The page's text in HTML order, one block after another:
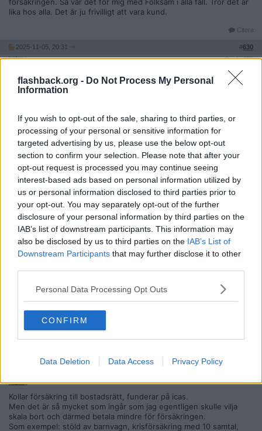
flashback.org - Do Not Process My Personal
Information
If you wish to opt-out of the sale, sharing to third parties, or
processing of your personal or sensitive information for
targeted advertising by us, please use the below opt-out
section to confirm your selection. Please note that after your
opt-out request is processed you may continue seeing
interest-based ads based on personal information utilized by
us or personal information disclosed to third parties prior to
your opt-out. You may separately opt-out of the further
disclosure of your personal information by third parties on the
IAB’s list of downstream participants. This information may
also be disclosed by us to third parties on the IAB’s List of
Downstream Participants that may further disclose it to other
Personal Data Processing Opt Outs
CONFIRM
Data Deletion Data Access Privacy Policy
lika hos alla. Det är ju frivilligt att vara kund.
Citera
2025-11-05, 20:31 #630
swedenistani
Reg: Jun 2025
Citat:
försäkringen. Så var det för mig med Folksam i alla fall. Tror
det är lika hos alla. Det är ju frivilligt att vara kund.
tack för info.
Citera
2025-11-05, 20:45 #631
Sonny00
Medlem
Reg: Dec 2019
Ursprungligen postat avswedenistani
Men det normala är ju att man kontaktar bolaget och säger upp
försäkringen.
Citera
2026-01-24, 19:39
Medlem
Kollar försäkring till bostadsrätt, funderar på icas.
Men det är så mycket som ingår som jag egentligen skulle vilja
skala bort och därmed betala mindre för försäkringen.
Som exempel: stöld av barnvagn, krisförsäkring med 10 samtal,